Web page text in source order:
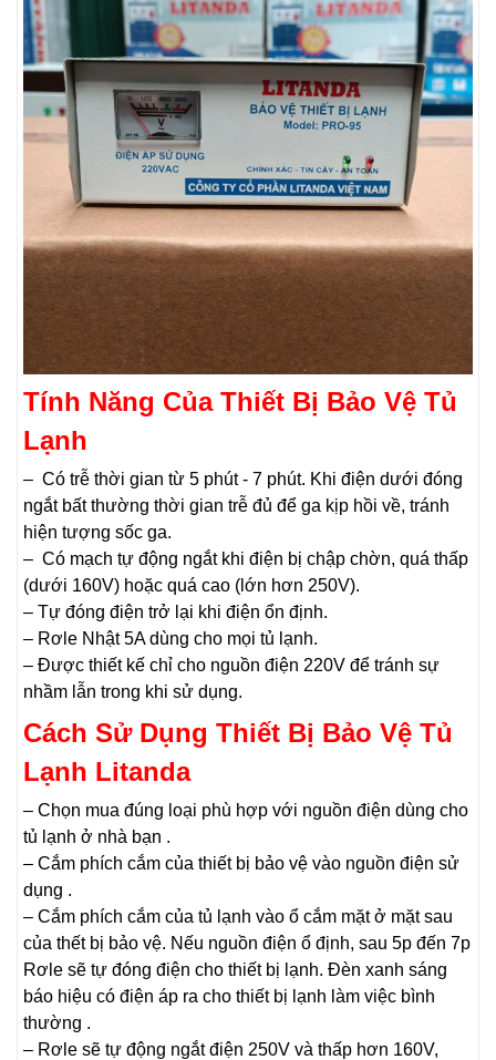
Tính Năng Của Thiết Bị Bảo Vệ Tủ
Lạnh
– Có trễ thời gian từ 5 phút - 7 phút. Khi điện dưới đóng
ngắt bất thường thời gian trễ đủ để ga kịp hồi về, tránh
hiện tượng sốc ga.
– Có mạch tự động ngắt khi điện bị chập chờn, quá thấp
(dưới 160V) hoặc quá cao (lớn hơn 250V).
– Tự đóng điện trở lại khi điện ổn định.
– Rơle Nhật 5A dùng cho mọi tủ lạnh.
– Được thiết kế chỉ cho nguồn điện 220V để tránh sự
nhầm lẫn trong khi sử dụng.
Cách Sử Dụng Thiết Bị Bảo Vệ Tủ
Lạnh Litanda
– Chọn mua đúng loại phù hợp với nguồn điện dùng cho
tủ lạnh ở nhà bạn .
– Cắm phích cắm của thiết bị bảo vệ vào nguồn điện sử
dụng .
– Cắm phích cắm của tủ lạnh vào ổ cắm mặt ở mặt sau
của thết bị bảo vệ. Nếu nguồn điện ổ định, sau 5p đến 7p
Rơle sẽ tự đóng điện cho thiết bị lạnh. Đèn xanh sáng
báo hiệu có điện áp ra cho thiết bị lạnh làm việc bình
thường .
– Rơle sẽ tự động ngắt điện 250V và thấp hơn 160V,